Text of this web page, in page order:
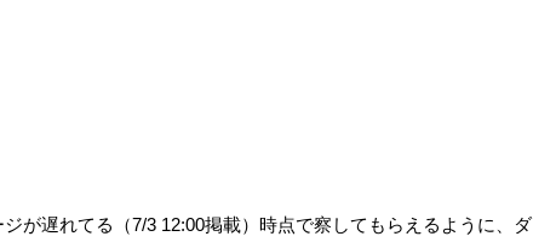
が遅れてる（7/3 12:00掲載）時点で察してもらえるように、ダ